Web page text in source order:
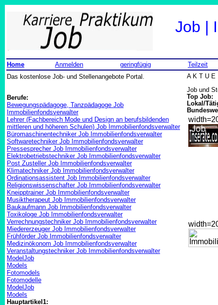
Job |
Home Anmelden geringfügig
Teilzeit
Das kostenlose Job- und Stellenangebote Portal.
Berufe:
Bewegungspädagoge, Tanzpädagoge Job
Immobilienfondsverwalter
Lehrer (Fachbereich Mode und Design an berufsbildenden
mittleren und höheren Schulen) Job Immobilienfondsverwalter
Büromaschinentechniker Job Immobilienfondsverwalter
Softwaretechniker Job Immobilienfondsverwalter
Pressesprecher Job Immobilienfondsverwalter
Elektrobetriebstechniker Job Immobilienfondsverwalter
Post Zusteller Job Immobilienfondsverwalter
Klimatechniker Job Immobilienfondsverwalter
Ordinationsassistent Job Immobilienfondsverwalter
Religionswissenschafter Job Immobilienfondsverwalter
Kneipptrainer Job Immobilienfondsverwalter
Musiktherapeut Job Immobilienfondsverwalter
Baukaufmann Job Immobilienfondsverwalter
Toxikologe Job Immobilienfondsverwalter
Verrechnungstechniker Job Immobilienfondsverwalter
Miedererzeuger Job Immobilienfondsverwalter
Frühförder Job Immobilienfondsverwalter
Medizinökonom Job Immobilienfondsverwalter
Veranstaltungstechniker Job Immobilienfondsverwalter
ModelJob
Models
Fotomodels
Fotomodelle
ModelJob
Models
Hauptartikel1:
A K T U E
Job und
Top Job:
Lokal/